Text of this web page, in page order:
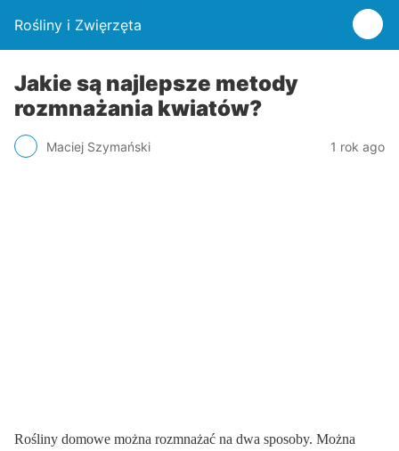
Rośliny i Zwięrzęta
Jakie są najlepsze metody
rozmnażania kwiatów?
Maciej Szymański 1 rok ago
Rośliny domowe można rozmnażać na dwa sposoby. Można